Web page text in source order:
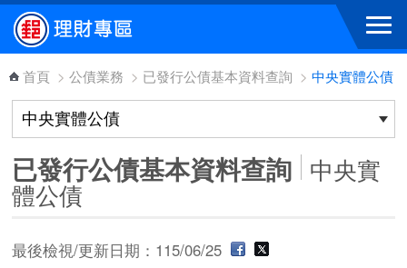
跳到主要內容區塊
首頁 > 公債業務 > 已發行公債基本資料查詢 > 中央實體公債
已發行公債基本資料查詢 中央實
體公債
最後檢視/更新日期：115/06/25